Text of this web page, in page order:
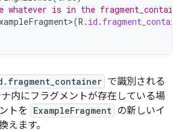
whatever is in the
>(R . id .
で識別される
内にフラグメントが存在している場
トを
ExampleFragment の新しいイ
えます。